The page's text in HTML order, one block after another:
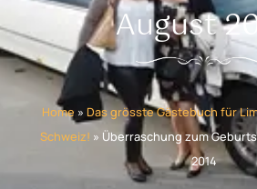
August
Home » Das grösste Gästebuch für
Schweiz! » Überraschung zum
2014